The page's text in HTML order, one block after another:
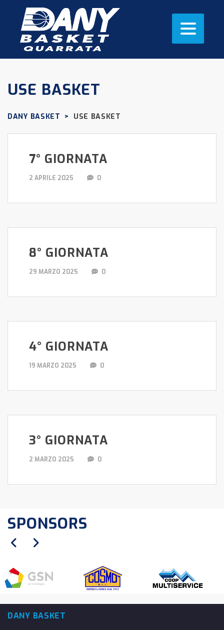
USE BASKET
DANY BASKET > USE BASKET
7° GIORNATA
2 APRILE 2025 0
8° GIORNATA
29 MARZO 2025 0
4° GIORNATA
19 MARZO 2025 0
3° GIORNATA
2 MARZO 2025 0
SPONSORS
DANY BASKET